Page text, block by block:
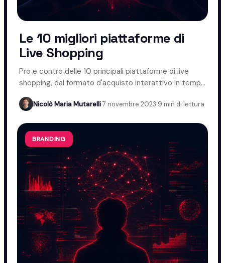
Le 10 migliori piattaforme di
Live Shopping
Pro e contro delle 10 principali piattaforme di live
shopping, dal formato d'acquisto interattivo in tempo
reale.
Nicolò Maria Mutarelli·7 novembre 2023·9 min di lettura
BRANDING